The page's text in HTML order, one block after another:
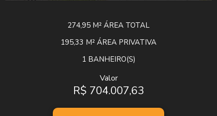
274,95 M² ÁREA TOTAL
195,33 M² ÁREA PRIVATIVA
1 BANHEIRO(S)
Valor
R$ 704.007,63